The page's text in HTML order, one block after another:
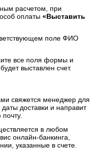
расчетом, при
оплаты «Выставить
поле ФИО
все поля формы и
выставлен счет.
свяжется менеджер для
доставки и направит
в любом
онлайн-банкинга,
указанные в счете.